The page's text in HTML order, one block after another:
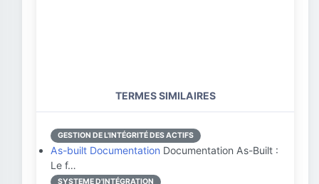
TERMES SIMILAIRES
GESTION DE L'INTÉGRITÉ DES ACTIFS
As-built Documentation Documentation As-Built :
Le f…
SYSTEME D'INTÉGRATION